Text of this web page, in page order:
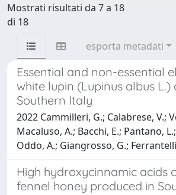
Mostrati risultati da 7 a 18
di 18
esporta metadati
Essential and non-essential
white lupin (Lupinus albus L.)
Southern Italy
2022 Cammilleri, G.; Calabrese, V.;
Macaluso, A.; Bacchi, E.; Pantano,
Oddo, A.; Giangrosso, G.;
High hydroxycinnamic acids
fennel honey produced in